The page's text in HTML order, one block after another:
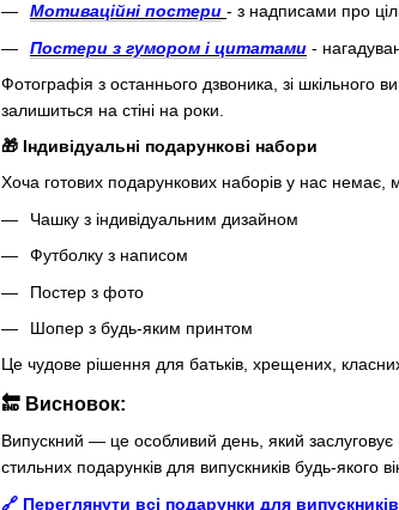
Мотиваційні постери - з надписами про
Постери з гумором і цитатами -
Фотографія з останнього дзвоника, зі
залишиться на стіні на роки.
🎁 Індивідуальні подарункові набори
Хоча готових подарункових наборів у нас немає,
Чашку з індивідуальним дизайном
Футболку з написом
Постер з фото
Шопер з будь-яким принтом
Це чудове рішення для батьків, хрещених, класних
🔚 Висновок:
Випускний — це особливий день, який
стильних подарунків для випускників будь-якого
🔗 Переглянути всі подарунки для випускників